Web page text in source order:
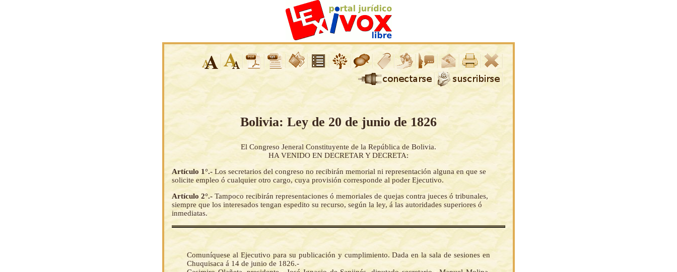
Bolivia: Ley de 20 de junio de 1826
El Congreso Jeneral Constituyente de la República de Bolivia.
HA VENIDO EN DECRETAR Y DECRETA:
Artículo 1°.- Los secretarios del congreso no recibirán memorial ni representación alguna en que se
solicite empleo ó cualquier otro cargo, cuya provisión corresponde al poder Ejecutivo.
Artículo 2°.- Tampoco recibirán representaciones ó memoriales de quejas contra jueces ó tribunales,
siempre que los interesados tengan espedito su recurso, según la ley, á las autoridades superiores ó
inmediatas.
Comuníquese al Ejecutivo para su publicación y cumplimiento. Dada en la sala de sesiones en
Chuquisaca á 14 de junio de 1826.-